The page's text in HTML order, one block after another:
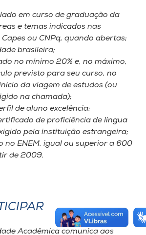
em curso de graduação da
e temas indicados nas
ou CNPq, quando abertas;
brasileira;
no mínimo 20% e, no máximo,
previsto para seu curso, no
da viagem de estudos (ou
na chamada);
de aluno excelência;
de proficiência de língua
pela instituição estrangeira;
no ENEM, igual ou superior a 600
de 2009.
Acadêmica comunica aos